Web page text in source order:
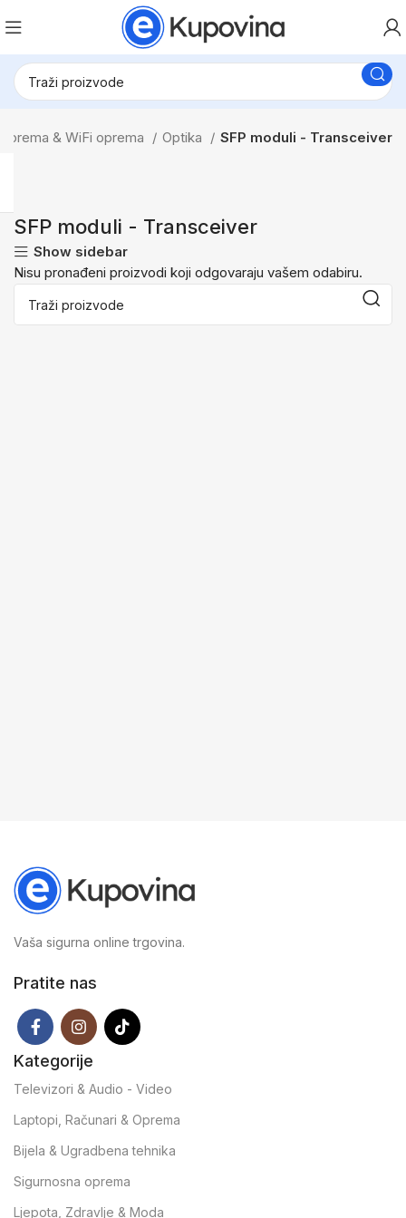
& WiFi oprema Optika SFP moduli - Transceiver
SFP moduli - Transceiver
Show sidebar
Nisu pronađeni proizvodi koji odgovaraju vašem odabiru.
Vaša sigurna online trgovina.
Pratite nas
Kategorije
Televizori & Audio - Video
Laptopi, Računari & Oprema
Bijela & Ugradbena tehnika
Sigurnosna oprema
Ljepota, Zdravlje & Moda